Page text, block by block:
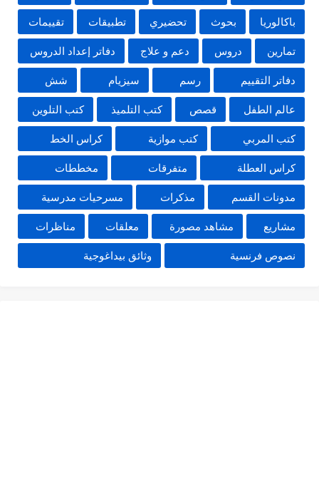
باكالوريا بحوث تحضيري تطبيقات تقييمات
تمارين دروس دعم و علاج دفاتر إعداد الدروس
دفاتر التقييم رسم سيزيام شش
عالم الطفل قصص كتب التلميذ كتب التلوين
كتب المربي كتب موازية كراس الخط
كراس العطلة متفرقات مخططات
مدونات القسم مذكرات مسرحيات مدرسية
مشاريع مشاهد مصورة معلقات مناظرات
نصوص فرنسية وثائق بيداغوجية